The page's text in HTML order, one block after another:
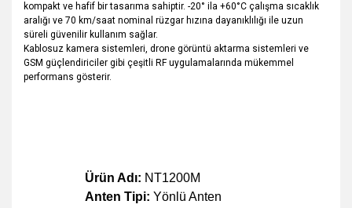
kompakt ve hafif bir tasarıma sahiptir. -20° ila +60°C çalışma sıcaklık
aralığı ve 70 km/saat nominal rüzgar hızına dayanıklılığı ile uzun
süreli güvenilir kullanım sağlar.
Kablosuz kamera sistemleri, drone görüntü aktarma sistemleri ve
GSM güçlendiriciler gibi çeşitli RF uygulamalarında mükemmel
performans gösterir.
Ürün Adı: NT1200M
Anten Tipi: Yönlü Anten